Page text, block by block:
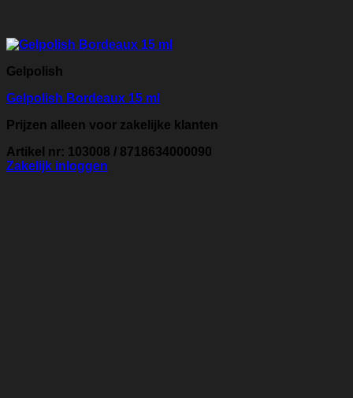
Gelpolish
Gelpolish Bordeaux 15 ml
Prijzen alleen voor zakelijke klanten
Artikel nr: 103008 / 8718634000090
Zakelijk inloggen